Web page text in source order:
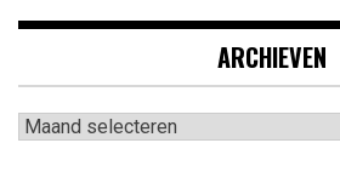
ARCHIEVEN
Archieven